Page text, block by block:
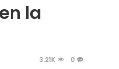
la
3.21K 0